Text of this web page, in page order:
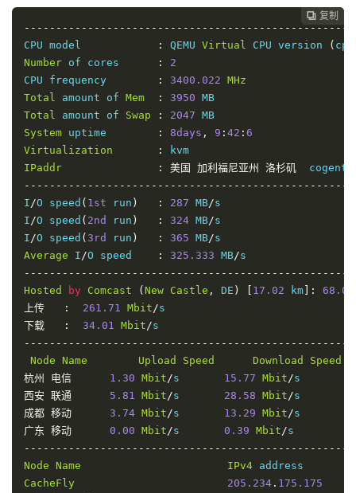
 复制
 复制
 复制
CPU model
: QEMU Virtual CPU version (
Number of cores :
2
CPU frequency
: 3400.022 MHz
Total
amount of Mem : 3950
Total
amount of Swap : 2047
System uptime : 8days , 9 : 42 : 6
Virtualization
:
IPaddr
: 美国 加利福尼亚州 洛杉矶
I /O speed ( 1st run ) : 287 MB/s
I /O speed ( 2nd run ) : 324 MB/s
I /O speed (3rd run ) : 365 MB/
Average I /O speed : 325.333 MB/
Hosted
by Comcast (New Castle , DE ) [ 17.02 km]:
上传
: 261.71 Mbit /
下载
: 34.01 Mbit /
Node Name Upload Speed Download
Speed
杭州
电信 1.30 Mbit /s 15.77 Mbit /s
西安 联通 5.81 Mbit /s 28.58 Mbit /s
成都 移动 3.74 Mbit /s 13.29 Mbit /s
广东 移动 0.00 Mbit /s 0.39 Mbit /s
Node Name IPv4
CacheFly
205.234 . 175.175